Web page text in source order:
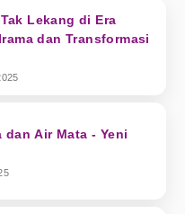
Lekang di Era
dan Transformasi
Air Mata - Yeni